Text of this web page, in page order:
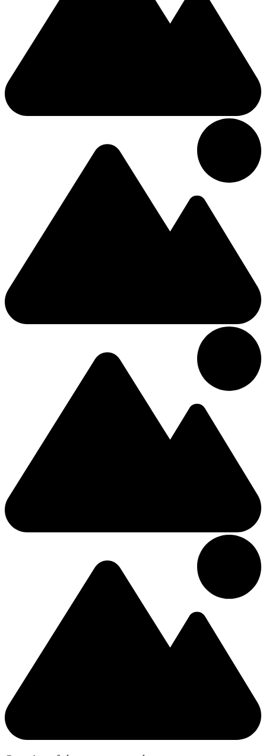
4 Étoiles Appartement
Micro Boutique Living Fredericton
2 (+1 Des énfants)
2.57km du centre
3 Étoiles Hôtel
Ramada by Wyndham Fredericton
4 (+3 Des énfants)
480 Riverside Drive
0.69km du centre
3 Étoiles Hôtel
The Fredericton Inn
1315 Regent Street
0.35km du centre
3 Étoiles Hôtel